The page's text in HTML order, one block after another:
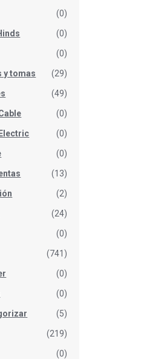
(0)
(0)
(0)
y tomas (29)
(49)
(0)
(0)
(0)
(13)
(2)
(24)
(0)
(741)
(0)
(0)
(5)
(219)
(0)